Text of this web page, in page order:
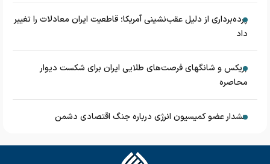
پرده‌برداری از دلیل عقب‌نشینی آمریکا؛ قاطعیت ایران معادلات را تغییر
داد
بریکس و شانگهای فرصت‌های طلایی ایران برای شکست دیوار
محاصره
هشدار عضو کمیسیون انرژی درباره جنگ اقتصادی دشمن